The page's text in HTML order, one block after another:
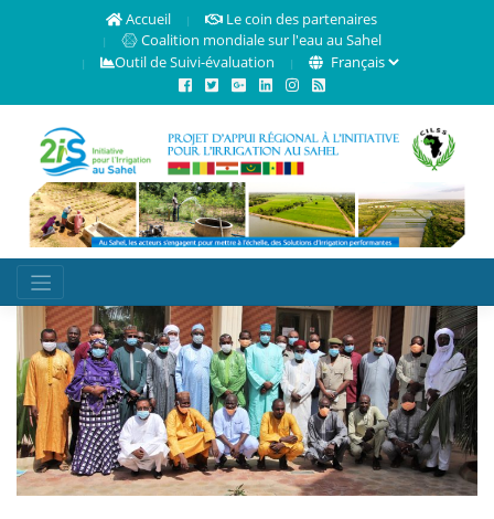
Accueil
Le coin des partenaires
Coalition mondiale sur l'eau au Sahel
Outil de Suivi-évaluation